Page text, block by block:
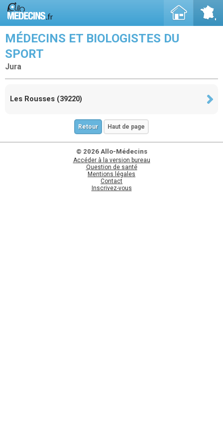
MÉDECINS ET BIOLOGISTES DU
SPORT
Jura
Les Rousses (39220)
Retour Haut de page
© 2026 Allo-Médecins
Accéder à la version bureau
Question de santé
Mentions légales
Contact
Inscrivez-vous